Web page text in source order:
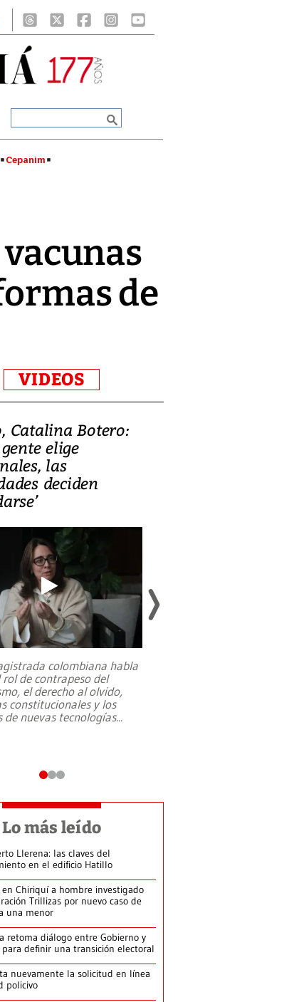
Cepanim
de
VIDEOS
Catalina Botero:
elige
las
deciden
colombiana habla
rol de contrapeso del
el derecho al olvido,
constitucionales y los
de nuevas tecnologías...
Lo más leído
Llerena: las claves del
en el edificio Hatillo
Chiriquí a hombre investigado
Trillizas por nuevo caso de
una menor
retoma diálogo entre Gobierno y
para definir una transición electoral
nuevamente la solicitud en línea
policivo